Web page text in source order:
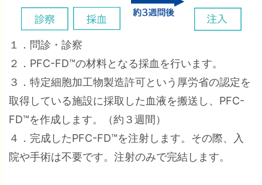
１．問診・診察
２．PFC-FD™の材料となる採血を行います。
３．特定細胞加工物製造許可という厚労省の認定を
取得している施設に採取した血液を搬送し、PFC-
FD™を作成します。（約３週間）
４．完成したPFC-FD™を注射します。その際、入
院や手術は不要です。注射のみで完結します。